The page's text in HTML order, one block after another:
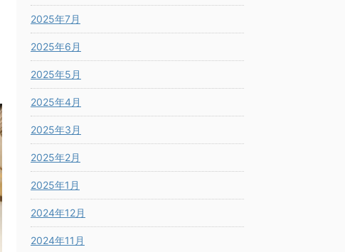
2025年7月
2025年6月
2025年5月
2025年4月
2025年3月
2025年2月
2025年1月
2024年12月
2024年11月